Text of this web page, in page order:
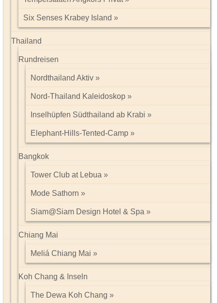
Six Senses Krabey Island
Thailand
Rundreisen
Nordthailand Aktiv
Nord-Thailand Kaleidoskop
Inselhüpfen Südthailand ab Krabi
Elephant-Hills-Tented-Camp
Bangkok
Tower Club at Lebua
Mode Sathorn
Siam@Siam Design Hotel & Spa
Chiang Mai
Meliá Chiang Mai
Koh Chang & Inseln
The Dewa Koh Chang